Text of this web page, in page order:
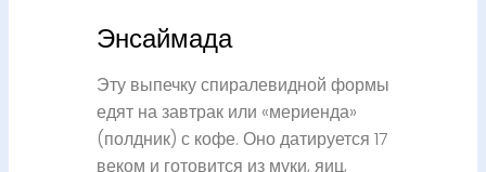
Энсаймада
Эту выпечку спиралевидной формы
едят на завтрак или «мериенда»
(полдник) с кофе. Оно датируется 17
веком и готовится из муки, яиц,